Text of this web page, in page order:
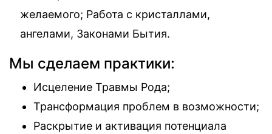
желаемого; Работа с кристаллами,
ангелами, Законами Бытия.
Мы сделаем практики:
Исцеление Травмы Рода;
Трансформация проблем в возможности;
Раскрытие и активация потенциала